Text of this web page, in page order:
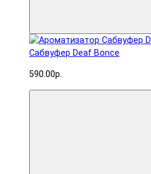
Сабвуфер Deaf Bonce
590.00р.